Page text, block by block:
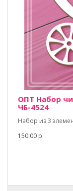
ОПТ Набор
ЧБ-4524
Набор из 3
150.00 р.